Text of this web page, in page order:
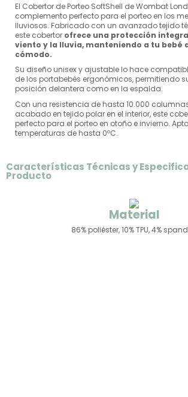
El Cobertor de Porteo SoftShell de Wombat
complemento perfecto para el porteo en los
lluviosos. Fabricado con un avanzado tejido
este cobertor ofrece una protección
viento y la lluvia, manteniendo a tu bebé
cómodo.
Su diseño unisex y ajustable lo hace
de los portabebés ergonómicos, permitiendo
posición delantera como en la espalda.
Con una resistencia de hasta 10.000
acabado en tejido polar en el interior, este
perfecto para el porteo en otoño e invierno.
temperaturas de hasta 0ºC.
Características Técnicas y
Producto
Material
86% poliéster, 10% TPU, 4%